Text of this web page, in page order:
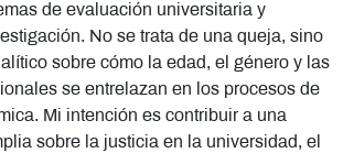
de evaluación universitaria y
No se trata de una queja, sino
sobre cómo la edad, el género y las
se entrelazan en los procesos de
Mi intención es contribuir a una
sobre la justicia en la universidad, el